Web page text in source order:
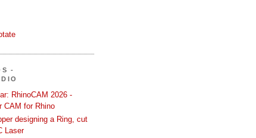
-
RhinoCAM 2026 -
CAM for Rhino
designing a Ring, cut
Laser